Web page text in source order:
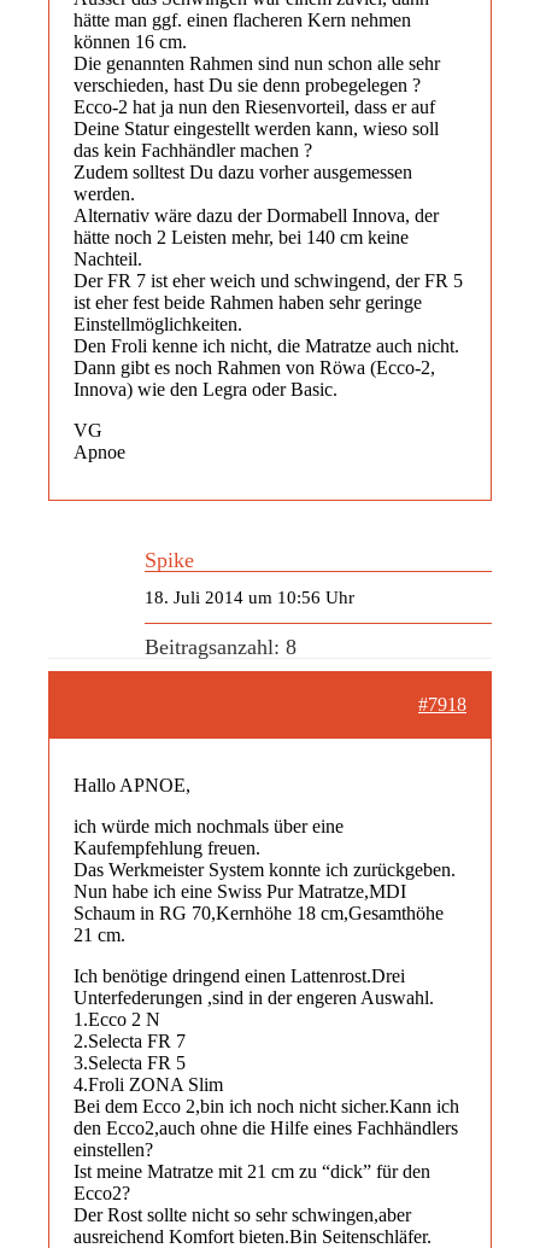
hätte man ggf. einen flacheren Kern nehmen
können 16 cm.
Die genannten Rahmen sind nun schon alle sehr
verschieden, hast Du sie denn probegelegen ?
Ecco-2 hat ja nun den Riesenvorteil, dass er auf
Deine Statur eingestellt werden kann, wieso soll
das kein Fachhändler machen ?
Zudem solltest Du dazu vorher ausgemessen
werden.
Alternativ wäre dazu der Dormabell Innova, der
hätte noch 2 Leisten mehr, bei 140 cm keine
Nachteil.
Der FR 7 ist eher weich und schwingend, der FR 5
ist eher fest beide Rahmen haben sehr geringe
Einstellmöglichkeiten.
Den Froli kenne ich nicht, die Matratze auch nicht.
Dann gibt es noch Rahmen von Röwa (Ecco-2,
Innova) wie den Legra oder Basic.
VG
Apnoe
Spike
18. Juli 2014 um 10:56 Uhr
Beitragsanzahl: 8
#7918
Hallo APNOE,
ich würde mich nochmals über eine
Kaufempfehlung freuen.
Das Werkmeister System konnte ich zurückgeben.
Nun habe ich eine Swiss Pur Matratze,MDI
Schaum in RG 70,Kernhöhe 18 cm,Gesamthöhe
21 cm.
Ich benötige dringend einen Lattenrost.Drei
Unterfederungen ,sind in der engeren Auswahl.
1.Ecco 2 N
2.Selecta FR 7
3.Selecta FR 5
4.Froli ZONA Slim
Bei dem Ecco 2,bin ich noch nicht sicher.Kann ich
den Ecco2,auch ohne die Hilfe eines Fachhändlers
einstellen?
Ist meine Matratze mit 21 cm zu “dick” für den
Ecco2?
Der Rost sollte nicht so sehr schwingen,aber
ausreichend Komfort bieten.Bin Seitenschläfer.